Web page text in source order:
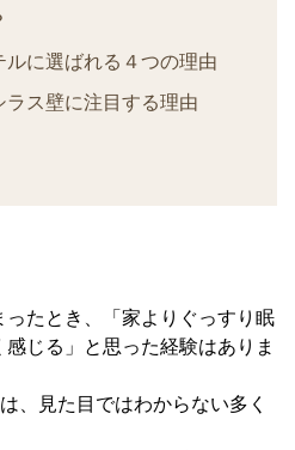
ルに選ばれる４つの理由
ラス壁に注目する理由
たとき、「家よりぐっすり眠
じる」と思った経験はありま
、見た目ではわからない多く